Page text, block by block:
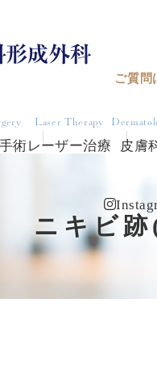
ご質問
術
Laser Therapy
レーザー治療 皮膚
ニキビ